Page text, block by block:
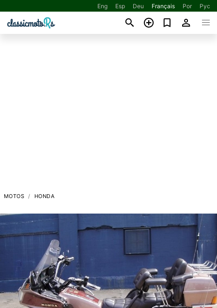
Eng Esp Deu Français Por Рус
MOTOS HONDA